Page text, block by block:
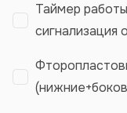
Таймер
сигнализация